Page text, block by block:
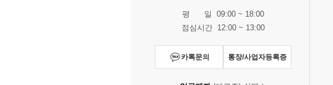
평 일 09:00 ~ 18:00
점심시간 12:00 ~ 13:00
카톡문의 통장/사업자등록증